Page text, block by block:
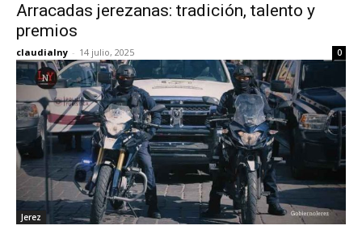
Arracadas jerezanas: tradición, talento y
premios
claudialny - 14 julio, 2025 0
Jerez